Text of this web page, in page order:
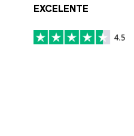
EXCELENTE